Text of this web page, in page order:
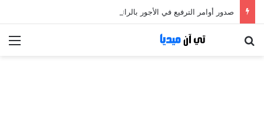
صدور أوامر الترفيع في الأجور بالرائد الرسمي